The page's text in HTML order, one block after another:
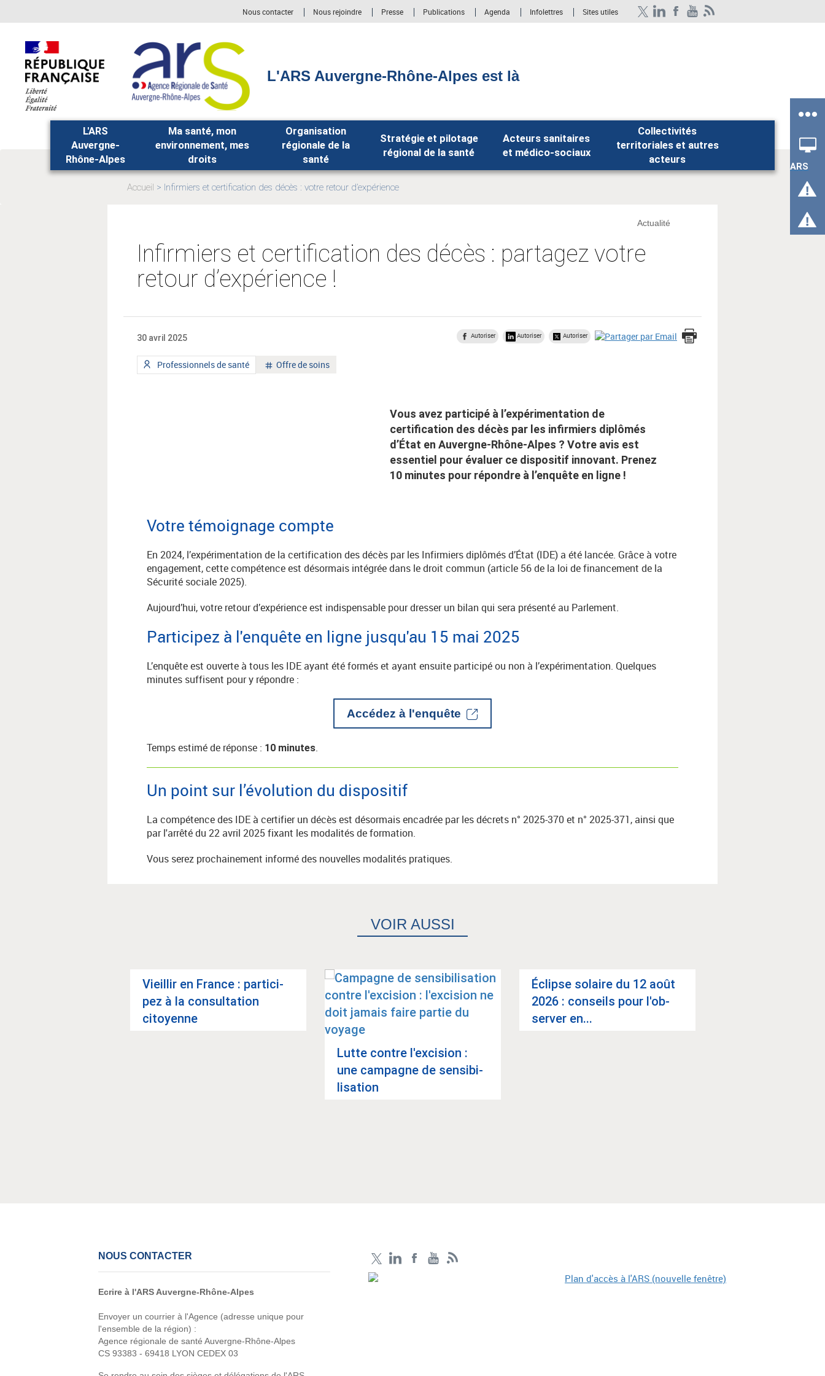
principal,
Nous contacter Nous rejoindre Presse Publications Agenda Infolettres Sites utiles
L'ARS Auvergne-Rhône-Alpes est là
ARS
L'ARS
Auvergne-
Rhône-Alpes
Ma santé, mon
environnement, mes
droits
Organisation
régionale de la
santé
Stratégie et pilotage
régional de la santé
Acteurs sanitaires
et médico-sociaux
Collectivités
territoriales et autres
acteurs
Rechercher
Accueil
Infirmiers et certification des décès : votre retour d’expérience
Infirmiers et certification des décès : partagez votre
retour d’expérience !
Actualité
30 avril 2025 Autoriser Autoriser Autoriser
Type
de
Professionnels de santé
Mot
Offre de soins
Vous avez participé à l’expérimentation de
certification des décès par les infirmiers diplômés
d’État en Auvergne-Rhône-Alpes ? Votre avis est
essentiel pour évaluer ce dispositif innovant. Prenez
10 minutes pour répondre à l’enquête en ligne !
Votre témoignage compte
En 2024, l’expérimentation de la certification des décès par les Infirmiers diplômés d’État (IDE) a été lancée. Grâce à votre
engagement, cette compétence est désormais intégrée dans le droit commun (article 56 de la loi de financement de la
Sécurité sociale 2025).
Aujourd’hui, votre retour d’expérience est indispensable pour dresser un bilan qui sera présenté au Parlement.
Participez à l'enquête en ligne jusqu'au 15 mai 2025
L’enquête est ouverte à tous les IDE ayant été formés et ayant ensuite participé ou non à l’expérimentation. Quelques
minutes suffisent pour y répondre :
Accédez à l'enquête
Temps estimé de réponse : 10 minutes.
Un point sur l’évolution du dispositif
La compétence des IDE à certifier un décès est désormais encadrée par les décrets n° 2025-370 et n° 2025-371, ainsi que
par l'arrêté du 22 avril 2025 fixant les modalités de formation.
Vous serez prochainement informé des nouvelles modalités pratiques.
VOIR AUSSI
Article suivant
Vieillir en France : par­ti­ci­
pez à la consul­ta­tion
citoyenne
Lutte contre l'ex­ci­sion :
une cam­pagne de sen­si­bi­
li­sa­tion
Éclipse solaire du 12 août
2026 : conseils pour l'ob­
ser­ver en...
NOUS CONTACTER
Ecrire à l'ARS Auvergne-Rhône-Alpes
Envoyer un courrier à l'Agence (adresse unique pour
l'ensemble de la région) :
Agence régionale de santé Auvergne-Rhône-Alpes
CS 93383 - 69418 LYON CEDEX 03